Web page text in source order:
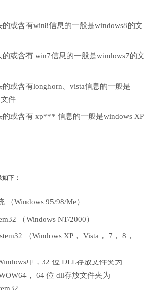
的或含有win8信息的一般是windows8的文
的或含有 win7信息的一般是windows7的文
的或含有longhorn、vista信息的一般是
件
的或含有 xp*** 信息的一般是windows XP
下：
（Windows 95/98/Me）
（Windows NT/2000）
（Windows XP， Vista， 7， 8，
中，32 位 DLL存放文件夹为
， 64 位 dll存放文件夹为
。